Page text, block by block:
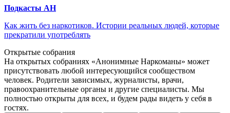
Подкасты АН
Как жить без наркотиков. Истории реальных людей, которые
прекратили употреблять
Открытые собрания
На открытых собраниях «Анонимные Наркоманы» может
присутствовать любой интересующийся сообществом
человек. Родители зависимых, журналисты, врачи,
правоохранительные органы и другие специалисты. Мы
полностью открыты для всех, и будем рады видеть у себя в
гостях.